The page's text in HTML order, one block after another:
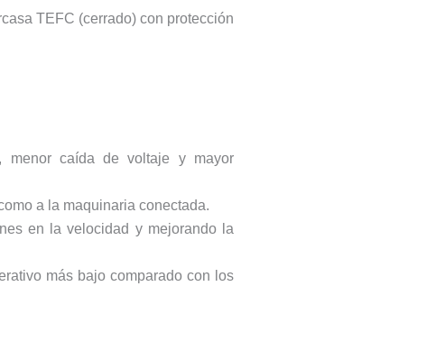
TEFC (cerrado) con protección
menor caída de voltaje y mayor
a la maquinaria conectada.
en la velocidad y mejorando la
más bajo comparado con los